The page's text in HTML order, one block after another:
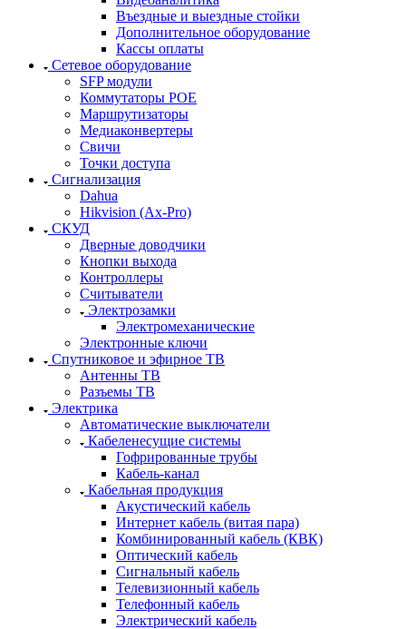
Въездные и выездные стойки
Дополнительное оборудование
Кассы оплаты
Сетевое оборудование
SFP модули
Коммутаторы POE
Маршрутизаторы
Медиаконвертеры
Свичи
Точки доступа
Сигнализация
Dahua
Hikvision (Ax-Pro)
СКУД
Дверные доводчики
Кнопки выхода
Контроллеры
Считыватели
Электрозамки
Электромеханические
Электронные ключи
Спутниковое и эфирное ТВ
Антенны ТВ
Разъемы ТВ
Электрика
Автоматические выключатели
Кабеленесущие системы
Гофрированные трубы
Кабель-канал
Кабельная продукция
Акустический кабель
Интернет кабель (витая пара)
Комбинированный кабель (КВК)
Оптический кабель
Сигнальный кабель
Телевизионный кабель
Телефонный кабель
Электрический кабель